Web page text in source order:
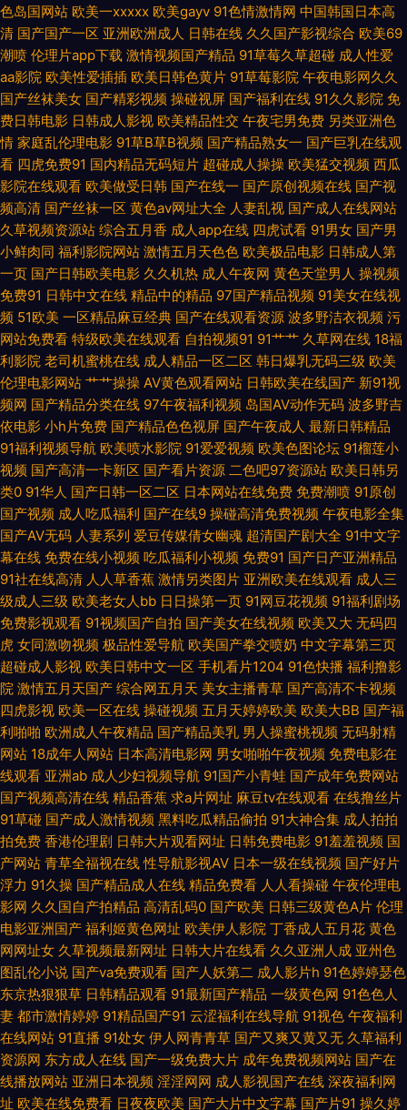
伊人在线成人视频 变态AV导航网 欧美激情另类网站 91大神高清无码 成人九
一 国产精品第99 97色色影视 欧洲偷拍 在线视频第六页 操逼片韩国 国产精
品成人网站 欧美成久草 91破处免费看 国产日韩一级二级 日本AV中文字幕 综
合另类入口AV 黄色小网战 不卡三级片 黄网站大全免费 日韩AV打炮影院 肏
AV91 另类综合图 午夜精品福利白浆 www青草视频 91变态 美女bb视频 97
人人舔 激情www 日本色图欧美色图 伊人在线欧洲 超碰超碰在线 日韩传媒
性爱 99热久草精品 激情视频免费看 日韩无码三急片子 97亚州色图 韩国ts伪
娘自慰 日本情色1区2区 四虎午夜福利视频 高清乱码毛片入口 欧美毛片网 91
蜜桃黑人人妻 超碰在线进入 日本中文字幕黄色 91次元 大香蕉伊人婷婷 蜜桃
社福利社 少妇午夜激情 超碰观看人妻 欧美妈穴 五月天色色激情网 91字幕中
文视频 老司机亚洲精品 在线国产性免费 超碰久久综合 美女电影 婷婷偷拍 成
人在线观看网 日韩AV资源网 97超碰总站 久草最新地址 无码超碰 草草影院
亚洲 久草福利视频蜜桃 色色青青草 91视频免费视频 欧洲成人性爱AV 97超
碰人人干 精品一区二区网站 五月花电影网 超碰97人妻在线 久久嫩草精品 国
模精品五区 欧美色中色电影 在线观看视频污 蜜桃aa视频导航 亚洲日逼视频
大香蕉依然在线 欧洲高清va 中文字幕日本五区 成人小视频APP 蜜桃AV鲁一
一本道资源站 黑丝自慰久草91 香蕉视频下载 国产精品官网 日本爱爱片 91网
视频 激情午夜网站 日美女BB 91次源 豆花成人精品 香蕉大香蕉久 欧美就是
色 91足交 精东91 色色成人电影 草比视频线观看 欧美色网 亚洲一区在线 成
人精品鲁一鲁 美女bb 五月天三级网 超碰tv 中文字幕丰满少妇 韩国色色网 色
婷婷福利网 AV你懂得 黄色电影快播 深夜福利av 91网页版色色 韩国三级大
片 午夜啪啪7474 www91海角 欧美色噜噜网 91黄色大片 激情夜色av 深夜
福利导航在线 aV中亚 狼窝AV专区 午夜色片网 传媒二区传媒 欧美久草网 一
区二还精品 久久玖玖视 51偷拍视频 福利小视频导航 色色免费视频 精品二区
色岛国网站 欧美一xxxxx 欧美gayv 91色情激情网 中国韩国日本高
清 国产国产一区 亚洲欧洲成人 日韩在线 久久国产影视综合 欧美69
潮喷 伦理片app下载 激情视频国产精品 91草莓久草超碰 成人性爱
aa影院 欧美性爱插插 欧美日韩色黄片 91草莓影院 午夜电影网久久
国产丝袜美女 国产精彩视频 操碰视屏 国产福利在线 91久久影院 免
费日韩电影 日韩成人影视 欧美精品性交 午夜宅男免费 另类亚洲色
情 家庭乱伦理电影 91草B草B视频 国产精品熟女一 国产巨乳在线观
看 四虎免费91 国内精品无码短片 超碰成人操操 欧美猛交视频 西瓜
影院在线观看 欧美做受日韩 国产在线一 国产原创视频在线 国产视
频高清 国产丝袜一区 黄色av网址大全 人妻乱视 国产成人在线网站
久草视频资源站 综合五月香 成人app在线 四虎试看 91男女 国产男
小鲜肉同 福利影院网站 激情五月天色色 欧美极品电影 日韩成人第
一页 国产日韩欧美电影 久久机热 成人午夜网 黄色天堂男人 操视频
免费91 日韩中文在线 精品中的精品 97国产精品视频 91美女在线视
频 51欧美 一区精品麻豆经典 国产在线观看资源 波多野洁衣视频 污
网站免费看 特级欧美在线观看 自拍视频91 91艹艹 久草网在线 18福
利影院 老司机蜜桃在线 成人精品一区二区 韩日爆乳无码三级 欧美
伦理电影网站 艹艹操操 AV黄色观看网站 日韩欧美在线国产 新91视
频网 国产精品分类在线 97午夜福利视频 岛国AV动作无码 波多野吉
依电影 小h片免费 国产精品色色视屏 国产午夜成人 最新日韩精品
91福利视频导航 欧美喷水影院 91爱爱视频 欧美色图论坛 91榴莲小
视频 国产高清一卡新区 国产看片资源 二色吧97资源站 欧美日韩另
类0 91华人 国产日韩一区二区 日本网站在线免费 免费潮喷 91原创
国产视频 成人吃瓜福利 国产在线9 操碰高清免费视频 午夜电影全集
国产AV无码 人妻系列 爱豆传媒倩女幽魂 超清国产剧大全 91中文字
幕在线 免费在线小视频 吃瓜福利小视频 免费91 国产日产亚洲精品
91社在线高清 人人草香蕉 激情另类图片 亚洲欧美在线观看 成人三
级成人三级 欧美老女人bb 日日操第一页 91网豆花视频 91福利剧场
免费影视观看 91视频国产自拍 国产美女在线视频 欧美又大 无码四
虎 女同激吻视频 极品性爱导航 欧美国产拳交喷奶 中文字幕第三页
超碰成人影视 欧美日韩中文一区 手机看片1204 91色快播 福利撸影
院 激情五月天国产 综合网五月天 美女主播青草 国产高清不卡视频
四虎影视 欧美一区在线 操碰视频 五月天婷婷欧美 欧美大BB 国产福
利啪啪 欧洲成人午夜精品 国产精品美乳 男人操蜜桃视频 无码射精
网站 18成年人网站 日本高清电影网 男女啪啪午夜视频 免费电影在
线观看 亚洲ab 成人少妇视频导航 91国产小青蛙 国产成年免费网站
国产视频高清在线 精品香蕉 求a片网址 麻豆tv在线观看 在线撸丝片
91草碰 国产成人激情视频 黑料吃瓜精品偷拍 91大神合集 成人拍拍
拍免费 香港伦理剧 日韩大片观看网址 日韩免费电影 91羞羞视频 国
产网站 青草全福视在线 性导航影视AV 日本一级在线视频 国产好片
浮力 91久操 国产精品成人在线 精品免费看 人人看操碰 午夜伦理电
影网 久久国自产拍精品 高清乱码0 国产欧美 日韩三级黄色A片 伦理
电影亚洲国产 福利姬黄色网址 欧美伊人影院 丁香成人五月花 黄色
网网址女 久草视频最新网址 日韩大片在线看 久久亚洲人成 亚州色
图乱伦小说 国产va免费观看 国产人妖第二 成人影片h 91色婷婷瑟色
东京热狠狠草 日韩精品观看 91最新国产精品 一级黄色网 91色色人
妻 都市激情婷婷 91精品国产91 云涩福利在线导航 91视色 午夜福利
在线网站 91直播 91处女 伊人网青青草 国产又爽又黄又无 久草福利
资源网 东方成人在线 国产一级免费大片 成年免费视频网站 国产在
线播放网站 亚洲日本视频 淫淫网网 成人影视国产在线 深夜福利网
址 欧美在线免费看 日夜夜欧美 国产大片中文字幕 国产片91 操久婷